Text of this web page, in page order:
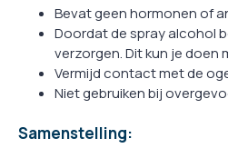
Bevat geen hormonen of
Doordat de spray alcohol
verzorgen. Dit kun je doen
Vermijd contact met de
Niet gebruiken bij
Samenstelling: